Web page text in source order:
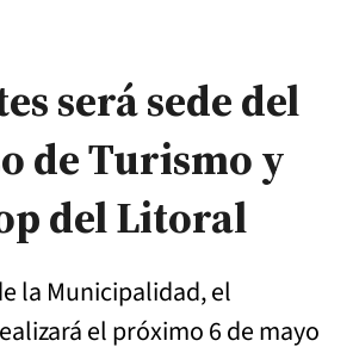
será sede del
de Turismo y
del Litoral
la Municipalidad, el
el próximo 6 de mayo